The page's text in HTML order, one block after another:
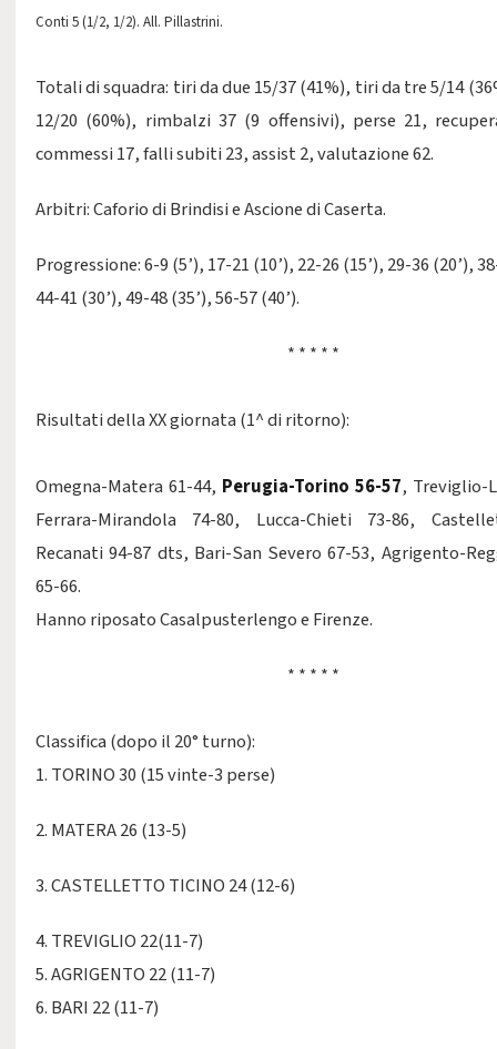
Conti 5 (1/2, 1/2). All. Pillastrini.
Totali di squadra: tiri da due 15/37 (41%), tiri da tre 5/14
12/20 (60%), rimbalzi 37 (9 offensivi), perse 21,
commessi 17, falli subiti 23, assist 2, valutazione 62.
Arbitri: Caforio di Brindisi e Ascione di Caserta.
Progressione: 6-9 (5’), 17-21 (10’), 22-26 (15’), 29-36 (20’),
44-41 (30’), 49-48 (35’), 56-57 (40’).
* * * * *
Risultati della XX giornata (1^ di ritorno):
Omegna-Matera 61-44, Perugia-Torino 56-57, Treviglio-
Ferrara-Mirandola 74-80, Lucca-Chieti 73-86,
Recanati 94-87 dts, Bari-San Severo 67-53, Agrigento-
65-66.
Hanno riposato Casalpusterlengo e Firenze.
* * * * *
Classifica (dopo il 20° turno):
1. TORINO 30 (15 vinte-3 perse)
2. MATERA 26 (13-5)
3. CASTELLETTO TICINO 24 (12-6)
4. TREVIGLIO 22(11-7)
5. AGRIGENTO 22 (11-7)
6. BARI 22 (11-7)